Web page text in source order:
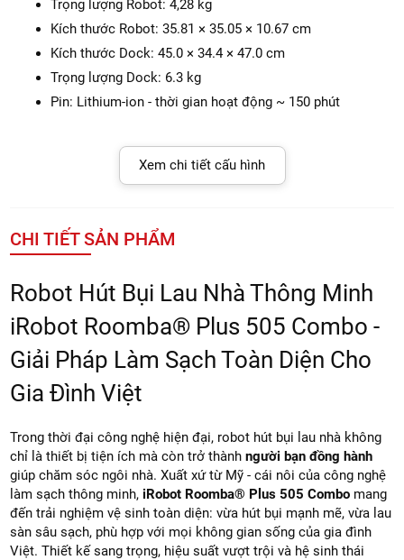
CHI TIẾT SẢN PHẨM
Robot Hút Bụi Lau Nhà Thông Minh
iRobot Roomba® Plus 505 Combo -
Giải Pháp Làm Sạch Toàn Diện Cho
Gia Đình Việt
Trong thời đại công nghệ hiện đại, robot hút bụi lau nhà không
chỉ là thiết bị tiện ích mà còn trở thànhngười bạn đồng hành
giúp chăm sóc ngôi nhà. Xuất xứ từ Mỹ - cái nôi của công nghệ
làm sạch thông minh,iRobot Roomba® Plus 505 Combo mang
đến trải nghiệm vệ sinh toàn diện: vừa hút bụi mạnh mẽ, vừa lau
sàn sâu sạch, phù hợp với mọi không gian sống của gia đình
Việt. Thiết kế sang trọng, hiệu suất vượt trội và hệ sinh thái
Trọng lượng Robot: 4,28 kg
Kích thước Robot: 35.81 × 35.05 × 10.67 cm
Kích thước Dock: 45.0 × 34.4 × 47.0 cm
Trọng lượng Dock: 6.3 kg
Pin: Lithium-ion - thời gian hoạt động ~ 150 phút
Xem chi tiết cấu hình